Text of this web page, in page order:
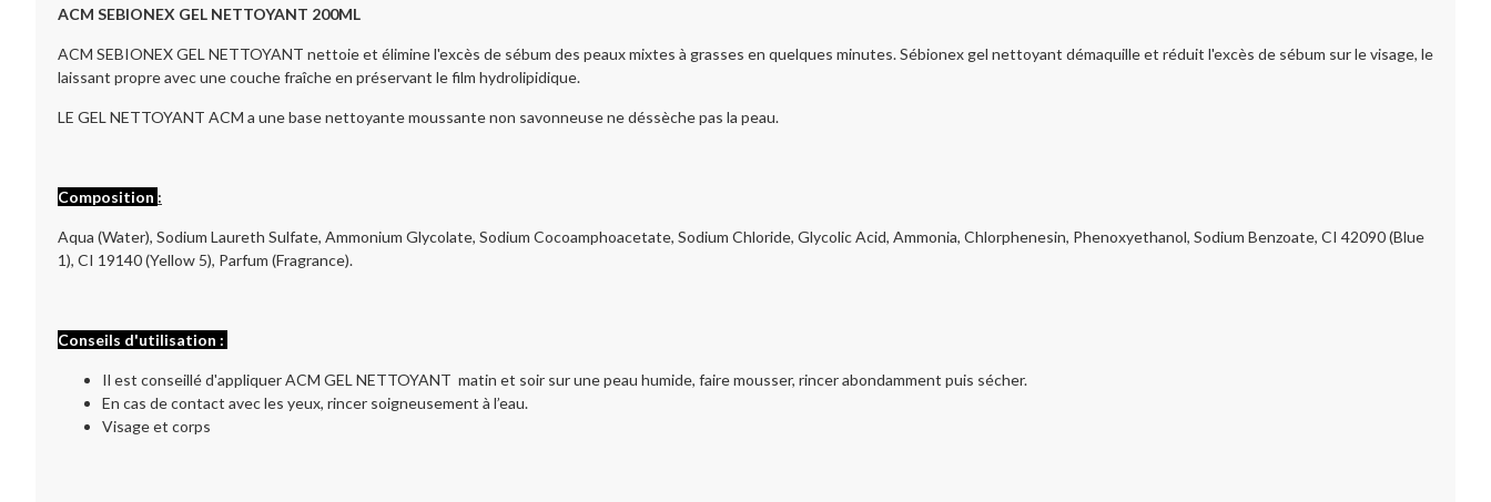
ACM SEBIONEX GEL NETTOYANT 200ML
ACM SEBIONEX GEL NETTOYANT nettoie et élimine l'excès de sébum des peaux mixtes à grasses en quelques minutes. Sébionex gel nettoyant démaquille et réduit l'excès de sébum sur le visage, le
laissant propre avec une couche fraîche en préservant le film hydrolipidique.
LE GEL NETTOYANT ACM a une base nettoyante moussante non savonneuse ne déssèche pas la peau.
Composition :
Aqua (Water), Sodium Laureth Sulfate, Ammonium Glycolate, Sodium Cocoamphoacetate, Sodium Chloride, Glycolic Acid, Ammonia, Chlorphenesin, Phenoxyethanol, Sodium Benzoate, CI 42090 (Blue
1), CI 19140 (Yellow 5), Parfum (Fragrance).
Conseils d'utilisation :
Il est conseillé d'appliquer ACM GEL NETTOYANT matin et soir sur une peau humide, faire mousser, rincer abondamment puis sécher.
En cas de contact avec les yeux, rincer soigneusement à l’eau.
Visage et corps